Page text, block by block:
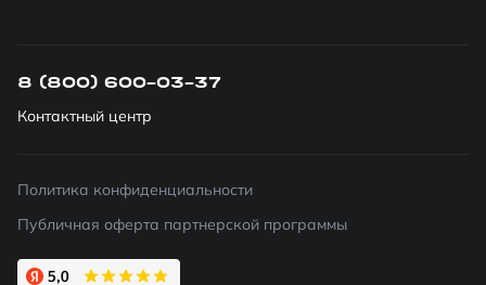
8 (800) 600-03-37
Контактный центр
Политика конфиденциальности
Публичная оферта партнерской программы